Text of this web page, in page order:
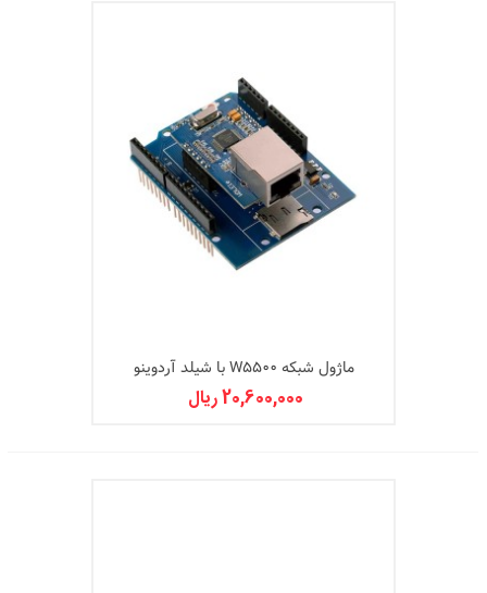
ماژول شبکه W5500 با شیلد آردوینو
20,600,000 ریال